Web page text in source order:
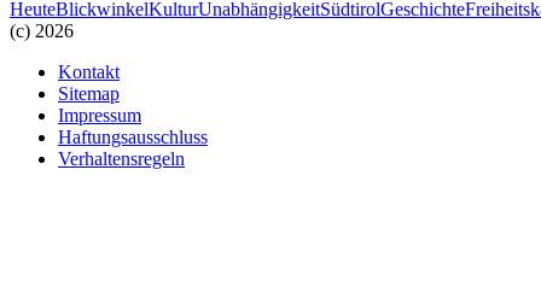
HeuteBlickwinkelKulturUnabhängigkeitSüdtirolGeschichte
(c) 2026
Kontakt
Sitemap
Impressum
Haftungsausschluss
Verhaltensregeln